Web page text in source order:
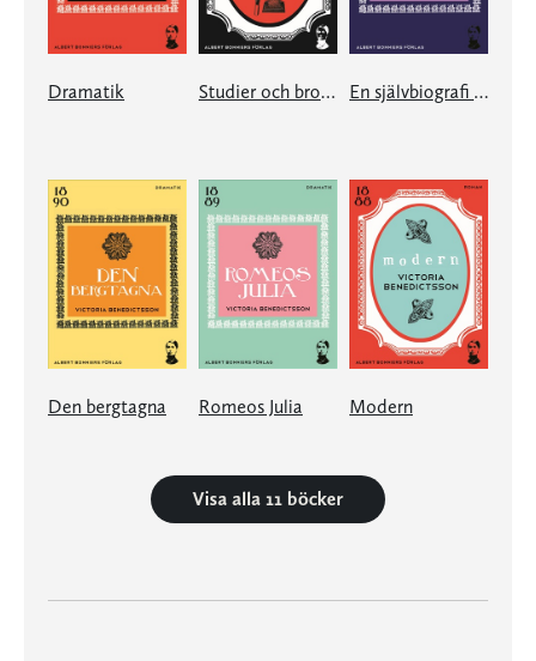
Dramatik Studier och brottstycken En självbiografi ur brev och anteckningar
Den bergtagna Romeos Julia Modern
Visa alla 11 böcker